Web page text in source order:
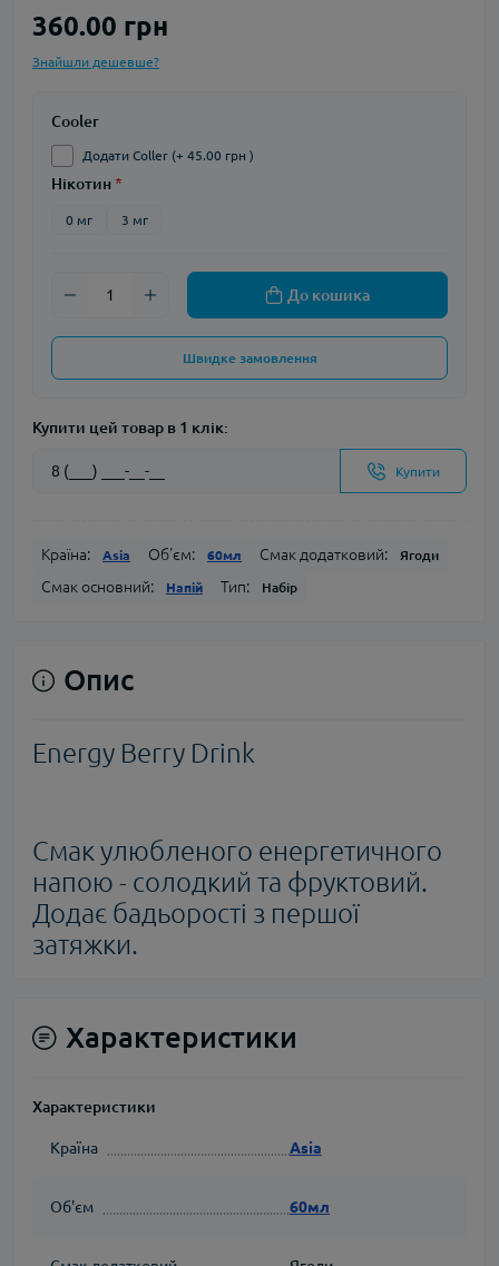
360.00 грн
Знайшли дешевше?
Cooler
Додати Coller (+ 45.00 грн )
Нікотин*
0 мг 3 мг
До кошика
Швидке замовлення
Купити цей товар в 1 клік:
Купити
Країна: Asia Об'єм: 60мл Смак додатковий: Ягоди
Смак основний: Напій Тип: Набір
Опис
Energy Berry Drink
Смак улюбленого енергетичного
напою - солодкий та фруктовий.
Додає бадьорості з першої
затяжки.
Характеристики
Характеристики
Країна Asia
Об'єм 60мл